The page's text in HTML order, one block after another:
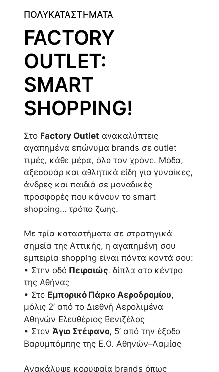
ΠΟΛΥΚΑΤΑΣΤΗΜΑΤΑ
FACTORY
OUTLET:
SMART
SHOPPING!
Στο Factory Outlet ανακαλύπτεις
αγαπημένα επώνυμα brands σε outlet
τιμές, κάθε μέρα, όλο τον χρόνο. Μόδα,
αξεσουάρ και αθλητικά είδη για γυναίκες,
άνδρες και παιδιά σε μοναδικές
προσφορές που κάνουν το smart
shopping… τρόπο ζωής.
Με τρία καταστήματα σε στρατηγικά
σημεία της Αττικής, η αγαπημένη σου
εμπειρία shopping είναι πάντα κοντά σου:
• Στην οδό Πειραιώς, δίπλα στο κέντρο
της Αθήνας
• Στο Εμπορικό Πάρκο Αεροδρομίου,
μόλις 2’ από το Διεθνή Αερολιμένα
Αθηνών Ελευθέριος Βενιζέλος
• Στον Άγιο Στέφανο, 5’ από την έξοδο
Βαρυμπόμπης της Ε.Ο. Αθηνών–Λαμίας
Ανακάλυψε κορυφαία brands όπως